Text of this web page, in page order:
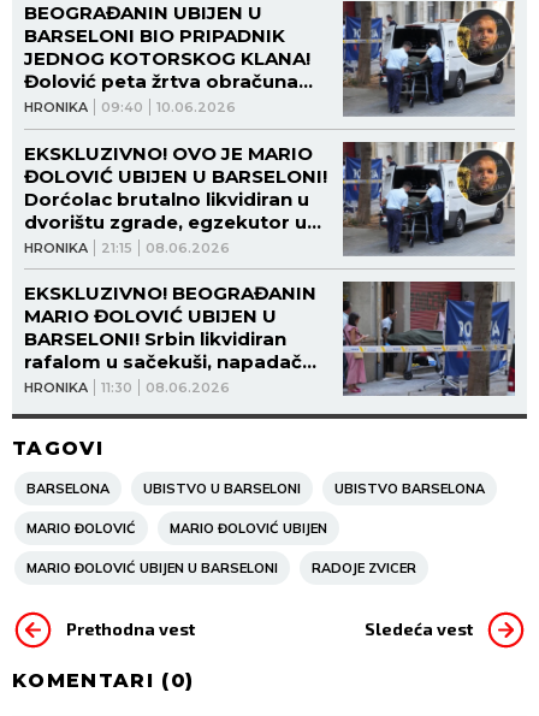
HRONIKA 09:40 10.06.2026
BEOGRAĐANIN UBIJEN U
BARSELONI BIO PRIPADNIK
JEDNOG KOTORSKOG KLANA!
Đolović peta žrtva obračuna
između "kavčana" i "škaljaraca"
u Španiji!
HRONIKA 21:15 08.06.2026
EKSKLUZIVNO! OVO JE MARIO
ĐOLOVIĆ UBIJEN U BARSELONI!
Dorćolac brutalno likvidiran u
dvorištu zgrade, egzekutor u
njega sasuo čitav šaržer!
(FOTO)
HRONIKA 11:30 08.06.2026
EKSKLUZIVNO! BEOGRAĐANIN
MARIO ĐOLOVIĆ UBIJEN U
BARSELONI! Srbin likvidiran
rafalom u sačekuši, napadač
ispraznio ceo okvir u njega!
TAGOVI
BARSELONA UBISTVO U BARSELONI UBISTVO BARSELONA
MARIO ĐOLOVIĆ MARIO ĐOLOVIĆ UBIJEN
MARIO ĐOLOVIĆ UBIJEN U BARSELONI RADOJE ZVICER
Prethodna vest Sledeća vest
KOMENTARI (0)